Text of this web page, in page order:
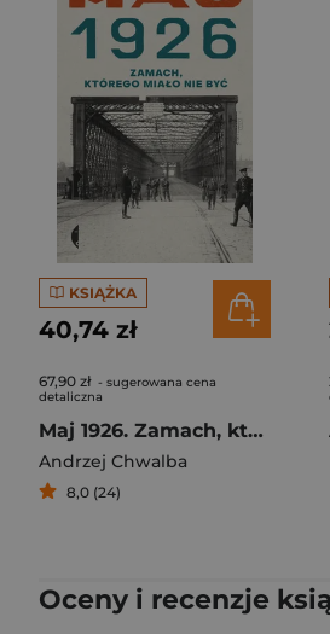
KSIĄŻKA
40,74 zł
67,90 zł - sugerowana cena
detaliczna
Maj 1926. Zamach, którego miało nie być
Andrzej Chwalba
8,0 (24)
Oceny i recenzje